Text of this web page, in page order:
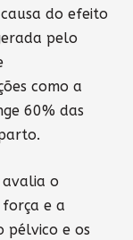
do efeito
pelo
como a
60% das
avalia o
e a
pélvico e os